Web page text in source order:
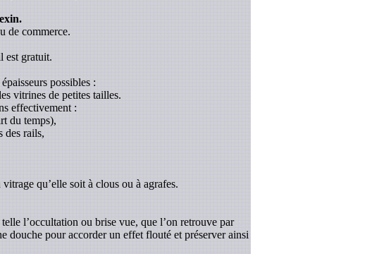
de commerce.
est gratuit.
possibles :
vitrines de petites tailles.
effectivement :
du temps),
des rails,
qu’elle soit à clous ou à agrafes.
l’occultation ou brise vue, que l’on retrouve par
douche pour accorder un effet flouté et préserver ainsi